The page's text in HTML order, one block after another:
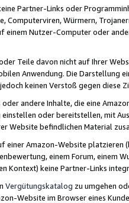
Partner-Links oder
Computerviren, Würmern,
einem Nutzer-Computer oder
Teile davon nicht auf Ihrer
Anwendung. Die Darstellung
keinen Verstoß gegen diese
oder andere Inhalte, die eine
oder bereitstellen, mit
Website befindlichen Material
einer Amazon-Website
einem Forum, einem
Kontext) keine Partner-Links
Vergütungskatalog zu umgehen
Website im Browser eines